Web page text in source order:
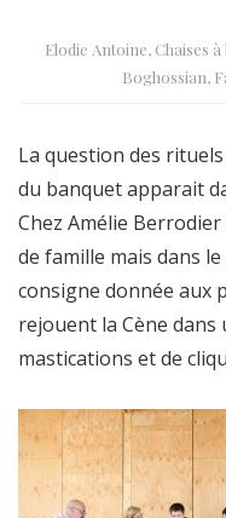
Elodie Antoine, Chaises
Boghossian,
La question des
du banquet apparait
Chez Amélie
de famille mais dans
consigne donnée aux
rejouent la Cène dans
mastications et de